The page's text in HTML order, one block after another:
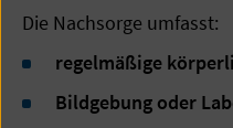
Die Nachsorge umfasst:
regelmäßige
Bildgebung oder